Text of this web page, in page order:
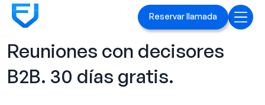
Reservar llamada
Inicio
Reuniones con decisores
B2B. 30 días gratis.